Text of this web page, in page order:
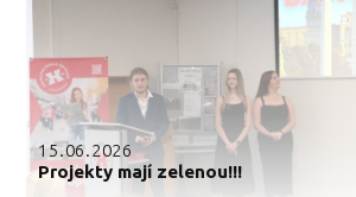
15.06.2026
Projekty mají zelenou!!!